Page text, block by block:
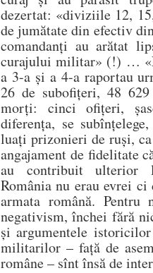
dezertat: «diviziile 12,
de jumătate din efectiv
comandanți au arătat
curajului militar» (!) …
a 3-a și a 4-a raportau
26 de subofițeri, 48
morți: cinci ofițeri,
diferența, se
luați prizonieri de ruși,
angajament de fidelitate
au contribuit ulterior
România nu erau evrei
armata română.
negativism, închei fără
și argumentele
militarilor – față de
române – sînt însă de